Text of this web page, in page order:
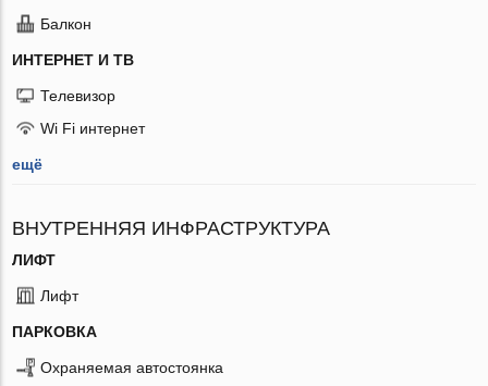
Балкон
ИНТЕРНЕТ И ТВ
Телевизор
Wi Fi интернет
ещё
ВНУТРЕННЯЯ ИНФРАСТРУКТУРА
ЛИФТ
Лифт
ПАРКОВКА
Охраняемая автостоянка